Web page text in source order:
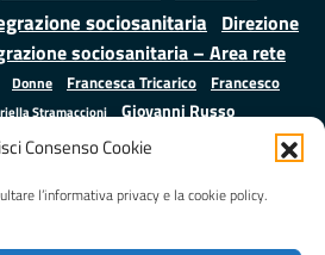
Consenso Cookie
l’informativa privacy e la cookie policy.
sociosanitaria Direzione
sociosanitaria – Area rete
Donne Francesca Tricarico
Francesco
Stramaccioni Giovanni Russo
Istruzione e cultura
Mauro
Giustizia Minori Misure